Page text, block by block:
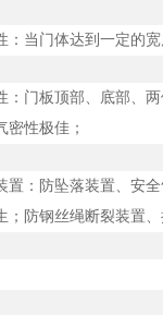
：当门体达到一定的
：门板顶部、底部、
密性极佳；
置：防坠落装置、安
；防钢丝绳断裂装置